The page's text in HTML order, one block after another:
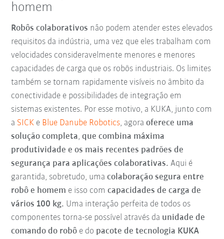
homem
Robôs colaborativos não podem atender estes elevados
requisitos da indústria, uma vez que eles trabalham com
velocidades consideravelmente menores e menores
capacidades de carga que os robôs industriais. Os limites
também se tornam rapidamente visíveis no âmbito da
conectividade e possibilidades de integração em
sistemas existentes. Por esse motivo, a KUKA, junto com
a SICK e Blue Danube Robotics, agoraoferece uma
solução completa,que combina máxima
produtividade e os mais recentes padrões de
segurança para aplicações colaborativas. Aqui é
garantida, sobretudo, umacolaboração segura entre
robô e homem e isso comcapacidades de carga de
vários 100 kg. Uma interação perfeita de todos os
componentes torna-se possível através da unidade de
comando do robô e do pacote de tecnologia KUKA